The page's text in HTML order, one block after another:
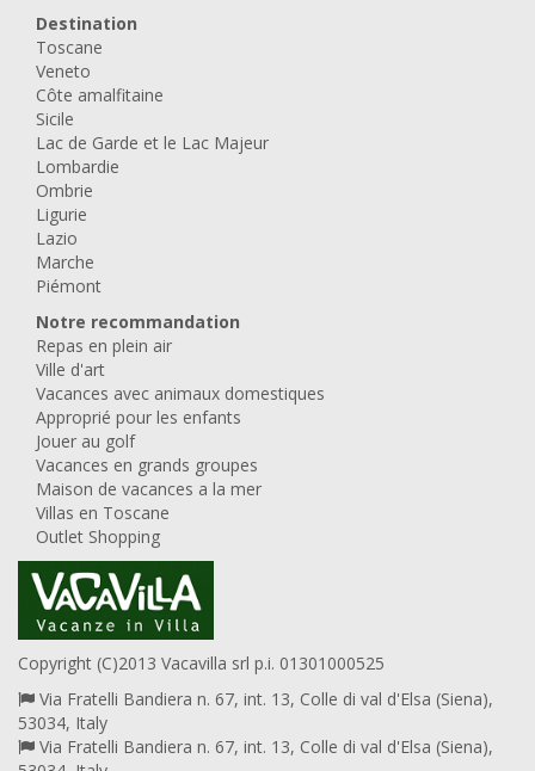
Destination
Toscane
Veneto
Côte amalfitaine
Sicile
Lac de Garde et le Lac Majeur
Lombardie
Ombrie
Ligurie
Lazio
Marche
Piémont
Notre recommandation
Repas en plein air
Ville d'art
Vacances avec animaux domestiques
Approprié pour les enfants
Jouer au golf
Vacances en grands groupes
Maison de vacances a la mer
Villas en Toscane
Outlet Shopping
Copyright (C)2013 Vacavilla srl p.i. 01301000525
Via Fratelli Bandiera n. 67, int. 13, Colle di val d'Elsa (Siena),
53034, Italy
Via Fratelli Bandiera n. 67, int. 13, Colle di val d'Elsa (Siena),